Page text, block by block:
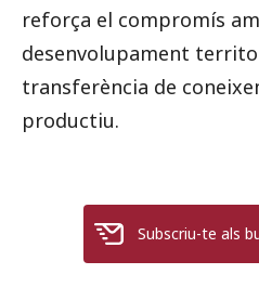
reforça el compromís
desenvolupament
transferència de
productiu.
Subscriu-te als